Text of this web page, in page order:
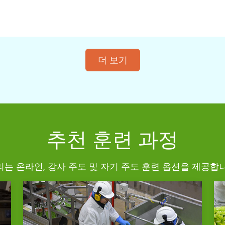
더 보기
추천 훈련 과정
는 온라인, 강사 주도 및 자기 주도 훈련 옵션을 제공합